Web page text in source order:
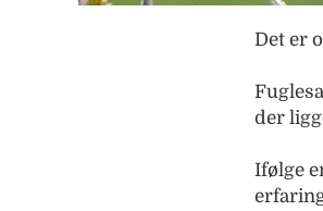
Det er
der
Ifølge